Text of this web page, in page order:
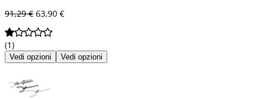
91,29 € 63,90 €
(1)
Vedi opzioni Vedi opzioni